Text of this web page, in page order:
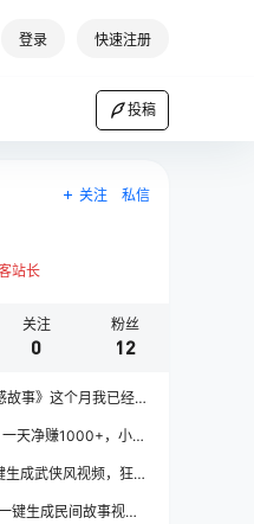
登录 快速注册
投稿
关注 私信
站长
关注
0
粉丝
12
故事》这个月我已经
天净赚1000+，小白
成武侠风视频，狂撸
键生成民间故事视